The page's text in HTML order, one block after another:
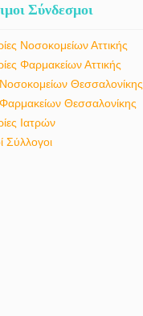
Σύνδεσμοι
Νοσοκομείων Αττικής
Φαρμακείων Αττικής
Θεσσαλονίκης
Θεσσαλονίκης
Ιατρών
Σύλλογοι